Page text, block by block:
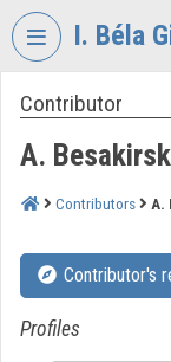
Skip header
I. Béla
VIDEO
I.
BÉLA
Organization
Log In
Contributor
A.
Contributors A.
Contributor's
Profiles